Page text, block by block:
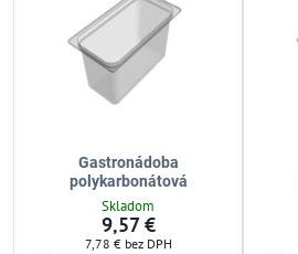
Gastronádoba
polykarbonátová
Skladom
9,57 €
7,78 € bez DPH